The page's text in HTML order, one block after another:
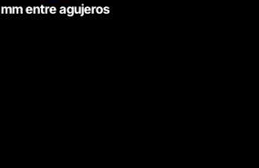
mm entre agujeros